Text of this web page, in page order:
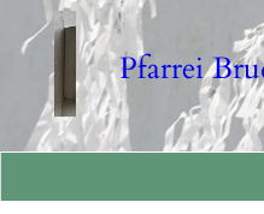
content
Pfarrei